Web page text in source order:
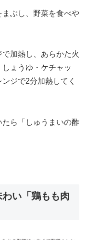
ぶし、野菜を食べや
加熱し、あらかた火
ょうゆ・ケチャッ
ジで2分加熱してく
ら「しゅうまいの酢
い「鶏もも肉